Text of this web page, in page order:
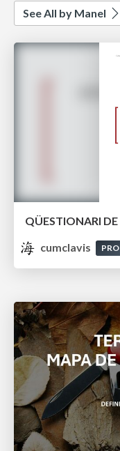
See All by Manel
QÜESTIONARI
cumclavis
PRO